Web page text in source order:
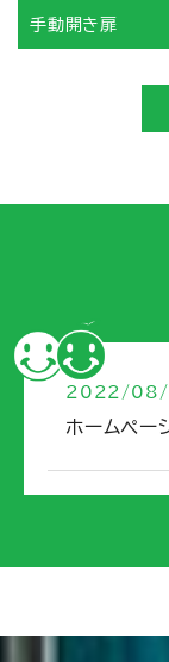
手動開き扉
2022/08/
ホームペー